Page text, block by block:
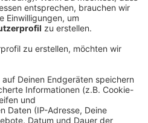
wegen der Corona-
einstellen.
Kugelschreiber